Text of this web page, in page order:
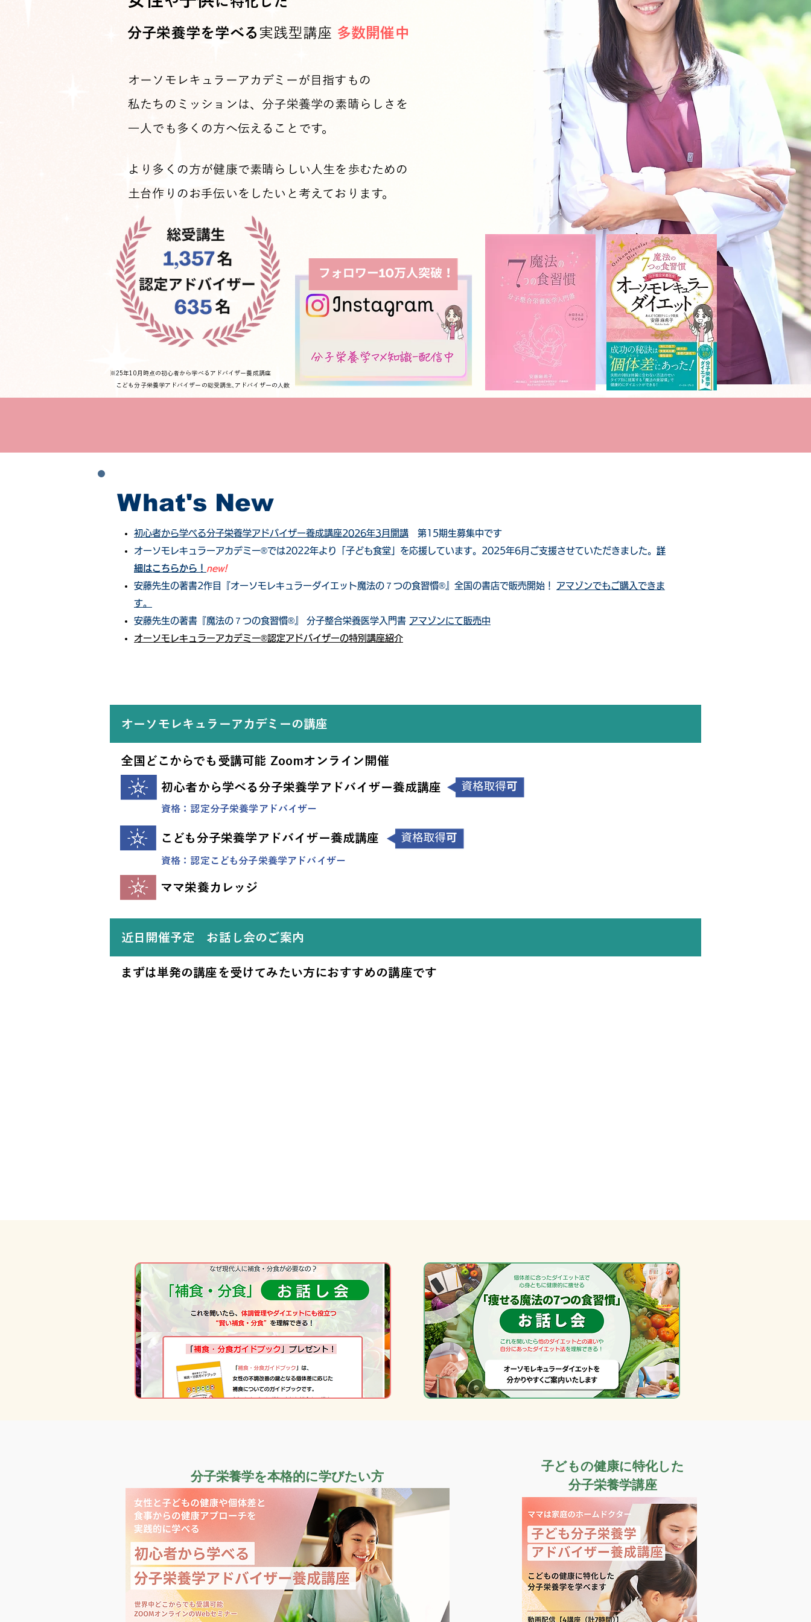
分子栄養学を学べる 実践型講座 多数開催中
オーソモレキュラーアカデミーが目指すもの
私たちのミッションは、分子栄養学の素晴らしさを
一人でも多くの方へ伝えることです。
より多くの方が健康で素晴らしい人生を歩むための
土台作りのお手伝いをしたいと考えております。
※25年10月時点の初心者から学べるアドバイザー養成講座
こども分子栄養学アドバイザーの総受講生､アドバイザーの人数
What's New
初心者から学べる分子栄養学アドバイザー養成講座2026年3月開講 第15期生募集中です
オーソモレキュラーアカデミー®では2022年より「子ども食堂」を応援しています。2025年6月ご支援させていただきました。 詳
細はこちらから！ new!
​安藤先生の著書2作目『オーソモレキュラーダイエット魔法の７つの食習慣®』全国の書店で販売開始！ アマゾンでもご購入できま
す。
​安藤先生の著書『魔法の７つの食習慣®』 分子整合栄養医学入門書 アマゾンにて販売中
​オーソモレキュラーアカデミー®認定アドバイザーの特別講座紹介
オーソモレキュラーアカデミーの講座
全国どこからでも受講可能 Zoomオンライン開催
初心者から学べる分子栄養学アドバイザー養成講座
資格：認定分子栄養学アドバイザー
こども分子栄養学アドバイザー養成講座
資格：認定こども分子栄養学アドバイザー
ママ栄養カレッジ
近日開催予定 お話し会のご案内
まずは単発の講座を受けてみたい方におすすめの講座です
分子栄養学を本格的に学びたい方
子どもの健康に特化した
​分子栄養学講座